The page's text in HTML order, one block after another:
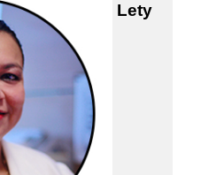
Lety